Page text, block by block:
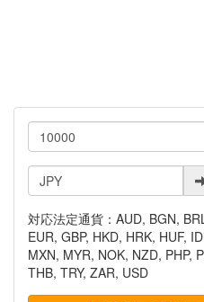
対応法定通貨：AUD, BGN,
EUR, GBP, HKD, HRK, HUF,
MXN, MYR, NOK, NZD, PHP,
THB, TRY, ZAR, USD